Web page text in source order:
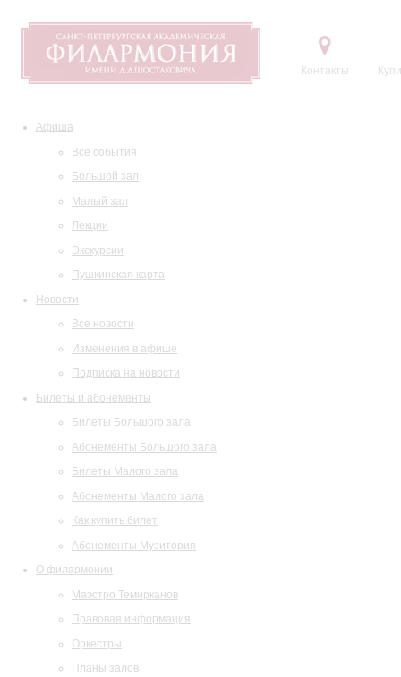
Контакты
Афиша
Все события
Большой зал
Малый зал
Лекции
Экскурсии
Пушкинская карта
Новости
Все новости
Изменения в афише
Подписка на новости
Билеты и абонементы
Билеты Большого зала
Абонементы Большого зала
Билеты Малого зала
Абонементы Малого зала
Как купить билет
Абонементы Музитория
О филармонии
Маэстро Темирканов
Правовая информация
Оркестры
Планы залов